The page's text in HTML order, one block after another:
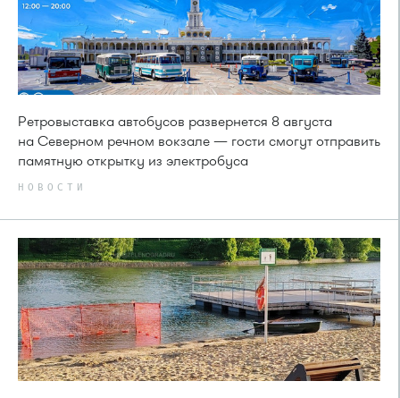
Ретровыставка автобусов развернется 8 августа
на Северном речном вокзале — гости смогут отправить
памятную открытку из электробуса
НОВОСТИ